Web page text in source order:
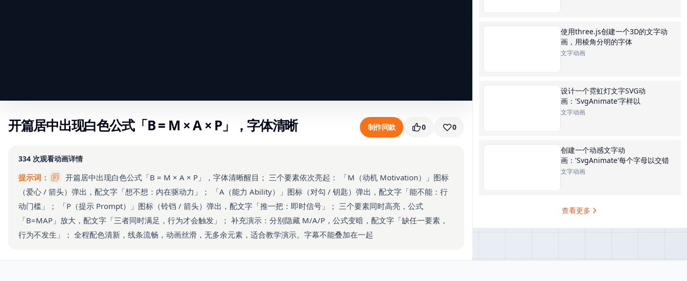
开篇居中出现白色公式「B = M × A × P」，字体清晰 制作同款 0 0
334 次观看动画详情
提示词：
开篇居中出现白色公式「B = M × A × P」，字体清晰醒目； 三个要素依次亮起： 「M（动机 Motivation）」图标
（爱心 / 箭头）弹出，配文字「想不想：内在驱动力」； 「A（能力 Ability）」图标（对勾 / 钥匙）弹出，配文字「能不能：行
动门槛」； 「P（提示 Prompt）」图标（铃铛 / 箭头）弹出，配文字「推一把：即时信号」； 三个要素同时高亮，公式
「B=MAP」放大，配文字「三者同时满足，行为才会触发」； 补充演示：分别隐藏 M/A/P，公式变暗，配文字「缺任一要素，
行为不发生」； 全程配色清新，线条流畅，动画丝滑，无多余元素，适合教学演示。字幕不能叠加在一起
使用three.js创建一个3D的文字动
画，用棱角分明的字体
文字动画
设计一个霓虹灯文字SVG动
画：'SvgAnimate'字样以
文字动画
创建一个动感文字动
画：'SvgAnimate'每个字母以交错
文字动画
查看更多